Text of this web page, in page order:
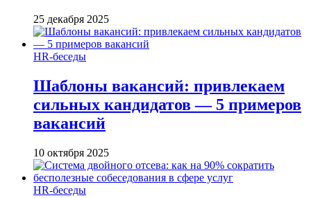
25 декабря 2025
HR-беседы
Шаблоны вакансий: привлекаем
сильных кандидатов — 5 примеров
вакансий
10 октября 2025
HR-беседы